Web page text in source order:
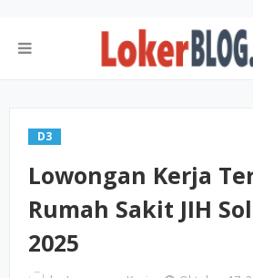
D3
Lowongan Kerja
Rumah Sakit JIH
2025